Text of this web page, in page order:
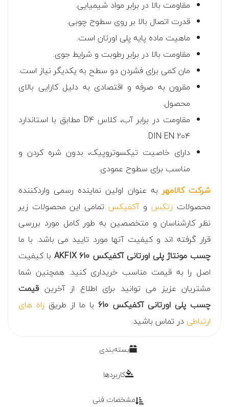
مقاومت بالا در برابر مواد شیمیایی.
قدرت اتصال بالا بر روی سطوح چوبی.
ماهیت ماده پایه پلی اورتان است.
مقاومت بالا در برابر رطوبت و شرایط جوی.
مان کمی برای فشردن دو سطح به یکدیگر نیاز است.
مقرون به صرفه و اقتصادی به دلیل کارایی بالای
محصول.
مقاومت در برابر آب، کلاس D4 مطابق با استاندارد
DIN EN 204.
دارای خاصیت تیکسوتروپیک، بدون شره کردن و
مناسب برای سطوح عمودی.
شرکت کالامهر به عنوان اولین نماینده رسمی واردکننده
محصولات زتکس وآکفیکس تمامی این محصولات زیر
نظر کارشناسان و متخصصین به طور کامل مورد بررسی
قرار گرفته اند و کیفیت آنها مورد تایید می باشد. با ما
چسب مونتاژ پلی اورتانی آکفیکس 610 AKFIX
با کیفیت
اصل را به قیمت مناسب خریداری کنید. همچنین شما
مشتریان عزیز می توانید برای اطلاع از آخرینقیمت
چسب پلی اورتانی آکفیکس 610
با ما از طریق راه های
ارتباطیدر تماس باشید.
بسته‌بندی
کاربردها
مشخصات فنی